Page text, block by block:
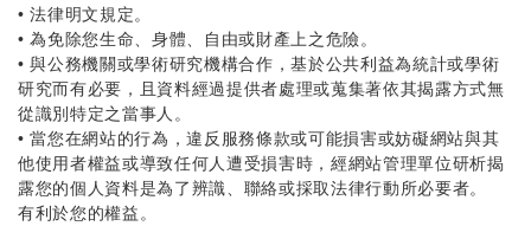
• 法律明文規定。
• 為免除您生命、身體、自由或財產上之危險。
• 與公務機關或學術研究機構合作，基於公共利益為統計或學術
研究而有必要，且資料經過提供者處理或蒐集著依其揭露方式無
從識別特定之當事人。
• 當您在網站的行為，違反服務條款或可能損害或妨礙網站與其
他使用者權益或導致任何人遭受損害時，經網站管理單位研析揭
露您的個人資料是為了辨識、聯絡或採取法律行動所必要者。
有利於您的權益。